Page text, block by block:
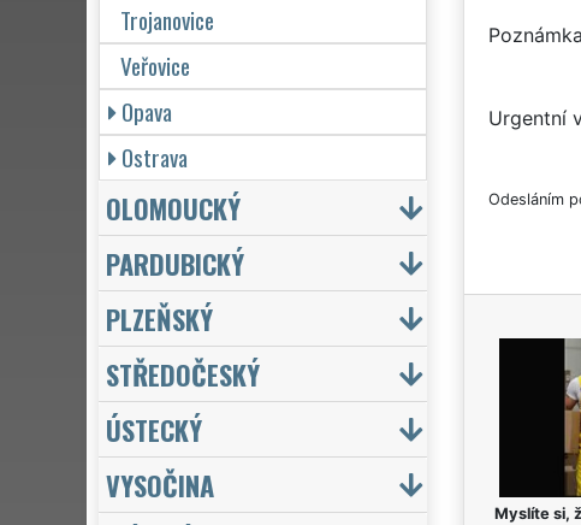
Poznámka
Urgentní
Odesláním
Myslíte si,
Trojanovice
Veřovice
Opava
Ostrava
OLOMOUCKÝ
PARDUBICKÝ
PLZEŇSKÝ
STŘEDOČESKÝ
ÚSTECKÝ
VYSOČINA